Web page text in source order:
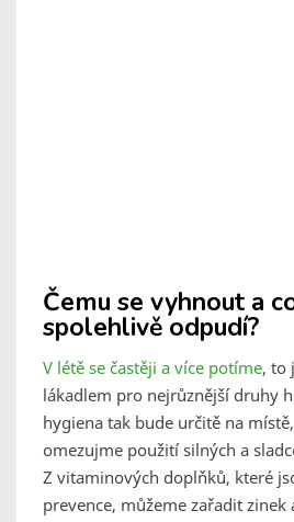
Čemu se vyhnout a
spolehlivě odpudí?
V létě se častěji a více potíme, to
lákadlem pro nejrůznější druhy
hygiena tak bude určitě na
omezujme použití silných a
Z vitaminových doplňků, které
prevence, můžeme zařadit zinek